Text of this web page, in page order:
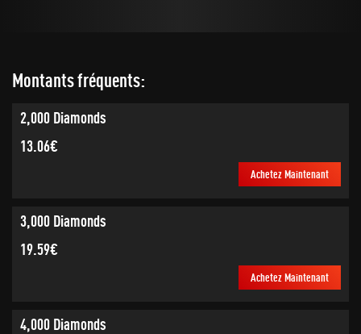
Montants fréquents:
2,000 Diamonds
13.06€
Achetez Maintenant
3,000 Diamonds
19.59€
Achetez Maintenant
4,000 Diamonds